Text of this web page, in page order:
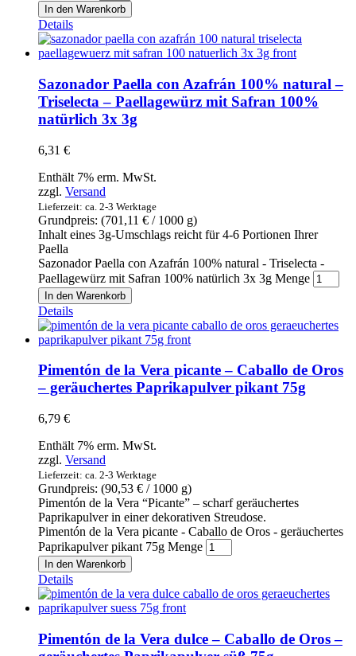
In den Warenkorb
Details
Sazonador Paella con Azafrán 100% natural –
Triselecta – Paellagewürz mit Safran 100%
natürlich 3x 3g
6,31 €
Enthält 7% erm. MwSt.
zzgl. Versand
Lieferzeit: ca. 2-3 Werktage
Grundpreis: (701,11 € / 1000 g)
Inhalt eines 3g-Umschlags reicht für 4-6 Portionen Ihrer
Paella
Sazonador Paella con Azafrán 100% natural - Triselecta -
Paellagewürz mit Safran 100% natürlich 3x 3g Menge
In den Warenkorb
Details
Pimentón de la Vera picante – Caballo de Oros
– geräuchertes Paprikapulver pikant 75g
6,79 €
Enthält 7% erm. MwSt.
zzgl. Versand
Lieferzeit: ca. 2-3 Werktage
Grundpreis: (90,53 € / 1000 g)
Pimentón de la Vera “Picante” – scharf geräuchertes
Paprikapulver in einer dekorativen Streudose.
Pimentón de la Vera picante - Caballo de Oros - geräuchertes
Paprikapulver pikant 75g Menge
In den Warenkorb
Details
Pimentón de la Vera dulce – Caballo de Oros –